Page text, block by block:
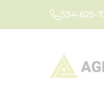
534-625-